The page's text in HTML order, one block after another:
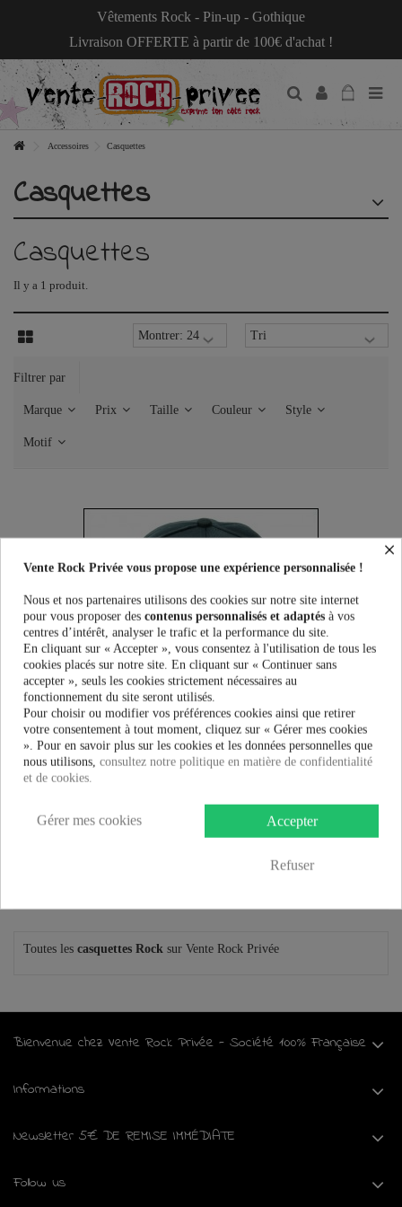
Vêtements Rock - Pin-up - Gothique
Livraison OFFERTE à partir de 100€ d'achat !
Accessoires Casquettes
Casquettes
Casquettes
Il y a 1 produit.
Filtrer par
Marque Prix Taille Couleur Style
Motif
Rupture de stock
Toutes les casquettes Rock sur Vente Rock Privée
Bienvenue chez Vente Rock Privée - Société 100% Française
Informations
Newsletter 5€ DE REMISE IMMÉDIATE
Follow us
×
Vente Rock Privée vous propose une expérience personnalisée !
Nous et nos partenaires utilisons des cookies sur notre site internet
pour vous proposer des contenus personnalisés et adaptés à vos
centres d’intérêt, analyser le trafic et la performance du site.
En cliquant sur « Accepter », vous consentez à l'utilisation de tous les
cookies placés sur notre site. En cliquant sur « Continuer sans
accepter », seuls les cookies strictement nécessaires au
fonctionnement du site seront utilisés.
Pour choisir ou modifier vos préférences cookies ainsi que retirer
votre consentement à tout moment, cliquez sur « Gérer mes cookies
». Pour en savoir plus sur les cookies et les données personnelles que
nous utilisons, consultez notre politique en matière de confidentialité
et de cookies.
Accepter
Refuser
Gérer mes cookies